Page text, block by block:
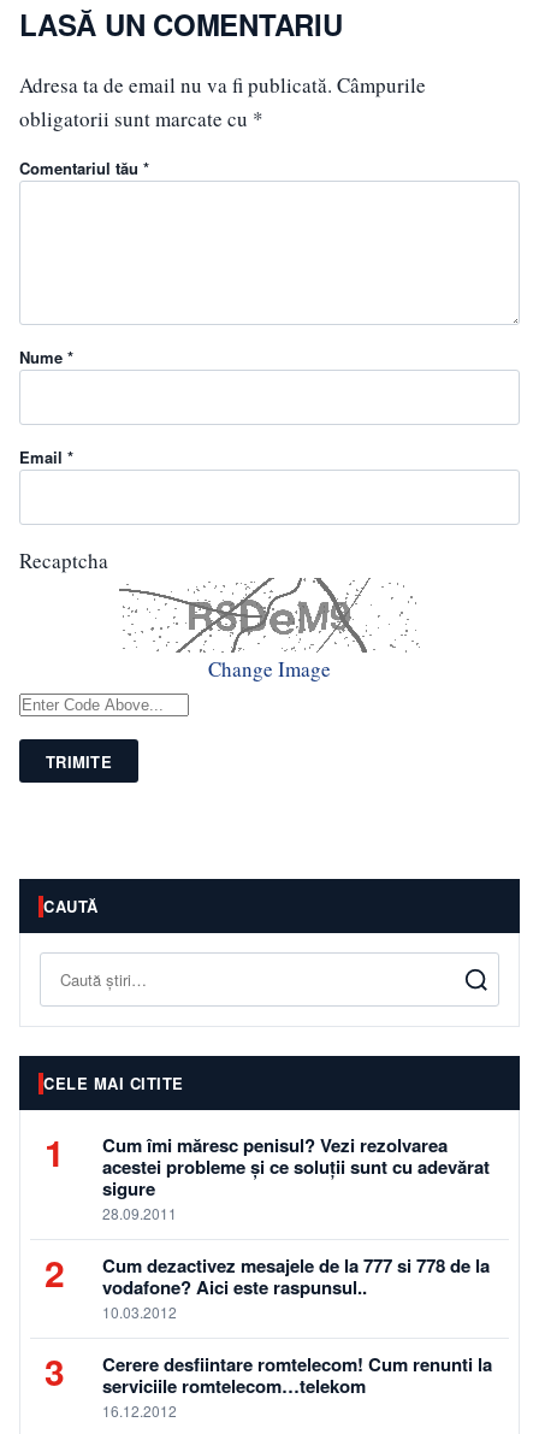
LASĂ UN COMENTARIU
Adresa ta de email nu va fi publicată. Câmpurile
obligatorii sunt marcate cu *
Comentariul tău *
Nume *
Email *
Recaptcha
Change Image
TRIMITE
CAUTĂ
Caută
CELE MAI CITITE
1
Cum îmi măresc penisul? Vezi rezolvarea
acestei probleme și ce soluții sunt cu adevărat
sigure
28.09.2011
2
Cum dezactivez mesajele de la 777 si 778 de la
vodafone? Aici este raspunsul..
10.03.2012
3
Cerere desfiintare romtelecom! Cum renunti la
serviciile romtelecom…telekom
16.12.2012